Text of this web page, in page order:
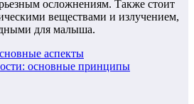
осложнениям. Также стоит
веществами и излучением,
для малыша.
аспекты
основные принципы